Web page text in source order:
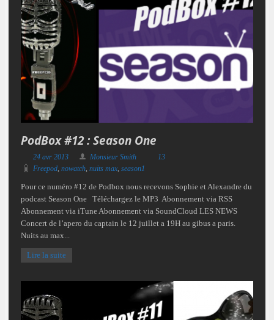
PodBox #12 : Season One
24 avr 2013 Monsieur Smith
13
Freepod, nowatch, nuits max, season1
Pour ce numéro #12 de Podbox nous recevons Sophie et Alexandre du
podcast Season One Téléchargez le MP3 Abonnement via RSS
Abonnement via iTune Abonnement via SoundCloud LES NEWS
Concert de l’apero du captain le 12 juillet a 19H au gibus a paris.
Nuits au max...
Lire la suite